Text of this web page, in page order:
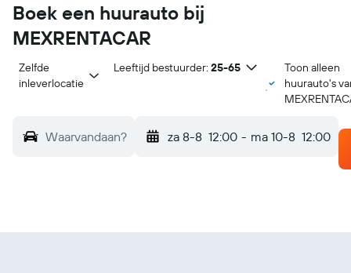
Boek een huurauto bij
MEXRENTACAR
Zelfde
inleverlocatie
Leeftijd bestuurder: 25-65
Toon alleen
huurauto's
Waarvandaan? za 8-8 12:00 - ma 10-8 12:00